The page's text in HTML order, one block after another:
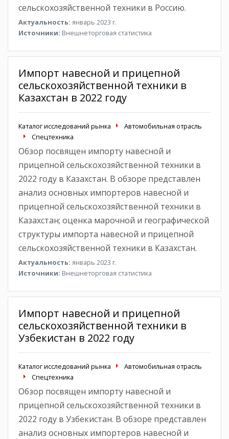
сельскохозяйственной техники в Россию.
Актуальность: январь 2023 г.
Источники: Внешнеторговая статистика
Импорт навесной и прицепной
сельскохозяйственной техники в
Казахстан в 2022 году
Каталог исследований рынка
Автомобильная отрасль
Спецтехника
Обзор посвящен импорту навесной и
прицепной сельскохозяйственной техники в
2022 году в Казахстан. В обзоре представлен
анализ основных импортеров навесной и
прицепной сельскохозяйственной техники в
Казахстан; оценка марочной и географической
структуры импорта навесной и прицепной
сельскохозяйственной техники в Казахстан.
Актуальность: январь 2023 г.
Источники: Внешнеторговая статистика
Импорт навесной и прицепной
сельскохозяйственной техники в
Узбекистан в 2022 году
Каталог исследований рынка
Автомобильная отрасль
Спецтехника
Обзор посвящен импорту навесной и
прицепной сельскохозяйственной техники в
2022 году в Узбекистан. В обзоре представлен
анализ основных импортеров навесной и